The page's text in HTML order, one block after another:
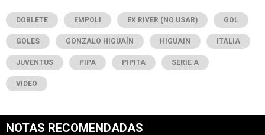
DOBLETE EMPOLI EX RIVER (NO USAR) GOL
GOLES GONZALO HIGUAÍN HIGUAIN ITALIA
JUVENTUS PIPA PIPITA SERIE A
VIDEO
NOTAS RECOMENDADAS